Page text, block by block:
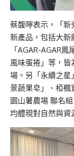
蔡馥嚀表示，「新
新產品，包括大新
「AGAR-AGAR
風味蛋捲」等，
場。另「永續之星
景蔬果皂」、椏楓
園山薯農場 聯名
均體現對自然與資